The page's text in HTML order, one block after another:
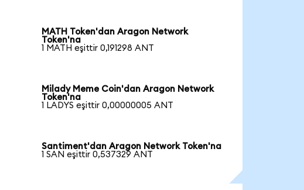
MATH Token'dan Aragon Network
Token'na
1 MATH eşittir 0,191298 ANT
Milady Meme Coin'dan Aragon Network
Token'na
1 LADYS eşittir 0,00000005 ANT
Santiment'dan Aragon Network Token'na
1 SAN eşittir 0,537329 ANT